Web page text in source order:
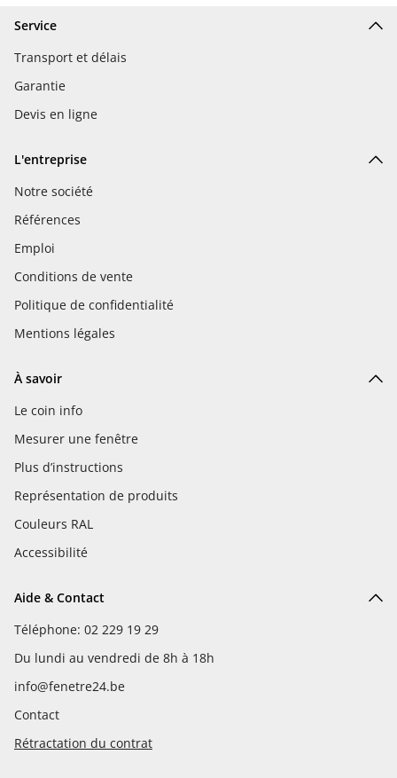
Service
Transport et délais
Garantie
Devis en ligne
L'entreprise
Notre société
Références
Emploi
Conditions de vente
Politique de confidentialité
Mentions légales
À savoir
Le coin info
Mesurer une fenêtre
Plus d’instructions
Représentation de produits
Couleurs RAL
Accessibilité
Aide & Contact
Téléphone: 02 229 19 29
Du lundi au vendredi de 8h à 18h
info@fenetre24.be
Contact
Rétractation du contrat